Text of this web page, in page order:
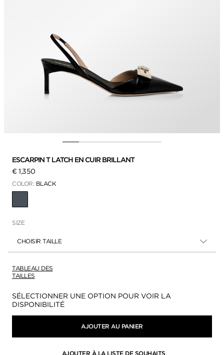
ESCARPIN T LATCH EN CUIR BRILLANT
€ 1,350
COLOR: BLACK
SIZE
CHOISIR TAILLE
TABLEAU DES
TAILLES
Disponibilité:
SÉLECTIONNER UNE OPTION POUR VOIR LA
DISPONIBILITÉ
AJOUTER AU PANIER
AJOUTER À LA LISTE DE SOUHAITS